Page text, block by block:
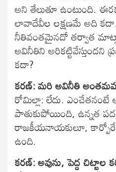
అని తేలుతూ ఉంటుంది.
లావాదేవీల లక్షణమే అది కదా.
నీతివంతమైనదో తర్వాత
అవినీతిని అరికట్టివేస్తుందని
కదా?
కరణ్: మరి అవినీతి
రోమిల్లా: లేదు.
పాతుకుపోయింది, ఉన్నత
రాజకీయనాయకులూ,
ఉంది.
కరణ్: అవును, పెద్ద